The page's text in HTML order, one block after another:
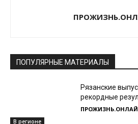
ПОПУЛЯРНЫЕ МАТЕРИАЛЫ
В регионе
Рязанские
рекордные